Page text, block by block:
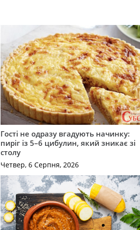
Гості не одразу вгадують начинку:
пиріг із 5–6 цибулин, який зникає зі
столу
Четвер, 6 Серпня, 2026